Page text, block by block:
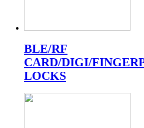
BLE/RF
CARD/DIGI/
LOCKS